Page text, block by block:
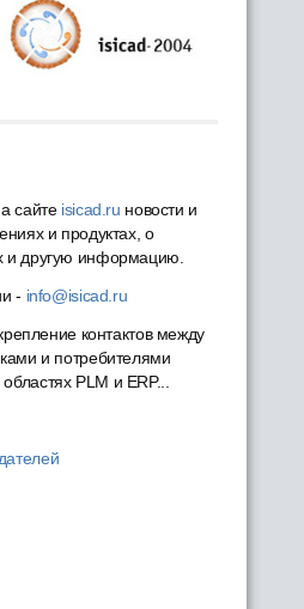
сайте isicad.ru новости и
и продуктах, о
и другую информацию.
- info@isicad.ru
контактов между
и потребителями
PLM и ERP...